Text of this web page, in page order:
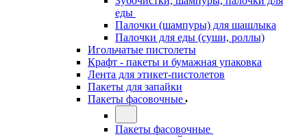
еды
Палочки (шампуры) для шашлыка
Палочки для еды (суши, роллы)
Игольчатые пистолеты
Крафт - пакеты и бумажная упаковка
Лента для этикет-пистолетов
Пакеты для запайки
Пакеты фасовочные
Пакеты фасовочные